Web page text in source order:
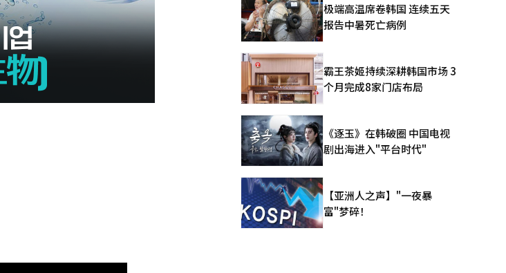
极端高温席卷韩国 连续五天
报告中暑死亡病例
霸王茶姬持续深耕韩国市场 3
个月完成8家门店布局
《逐玉》在韩破圈 中国电视
剧出海进入"平台时代"
【亚洲人之声】"一夜暴
富"梦碎！